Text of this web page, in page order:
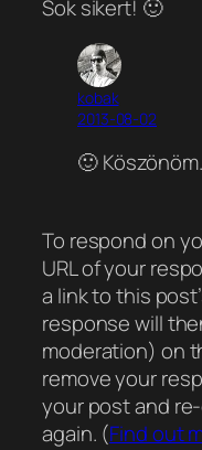
Sok sikert! 🙂
kobak
2013-08-02
🙂 Köszönöm.
To respond on
URL of your
a link to this
response will
moderation) on
remove your
your post and
again. (Find out